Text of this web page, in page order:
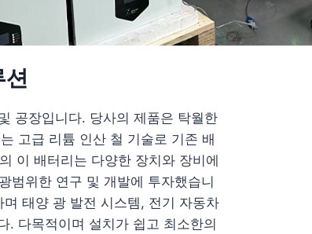
공장입니다. 당사의 제품은 탁월한
고급 리튬 인산 철 기술로 기존 배
이 배터리는 다양한 장치와 장비에
범위한 연구 및 개발에 투자했습니
태양 광 발전 시스템, 전기 자동차
다목적이며 설치가 쉽고 최소한의